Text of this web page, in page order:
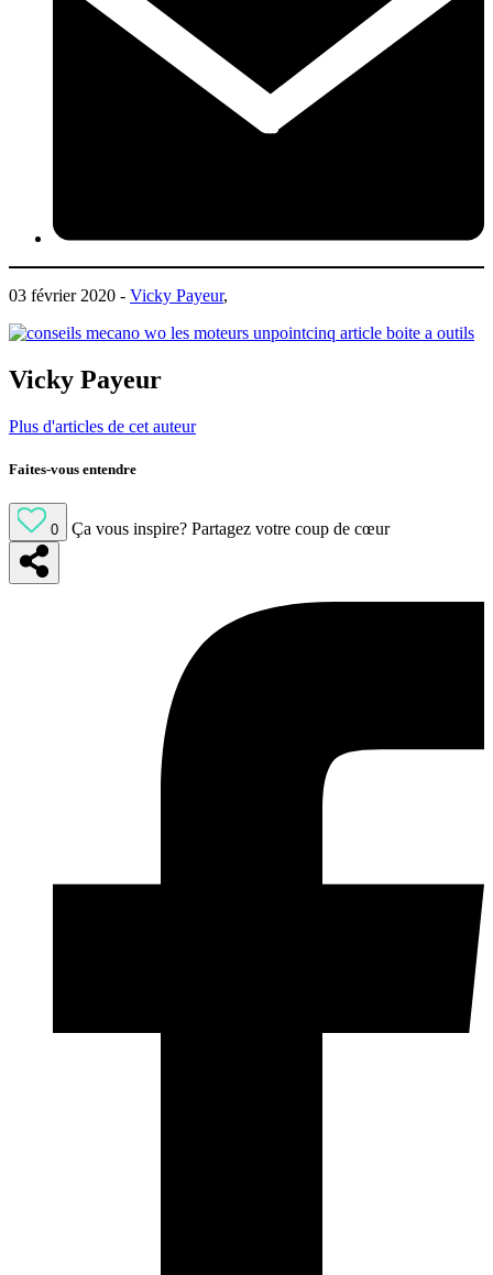
03 février 2020 - Vicky Payeur,
Vicky Payeur
Plus d'articles de cet auteur
Faites-vous entendre
0 Ça vous inspire? Partagez votre coup de cœur